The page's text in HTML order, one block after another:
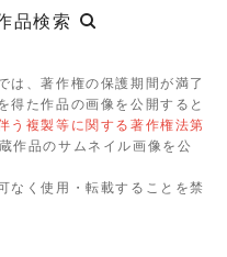
品検索
は、著作権の保護期間が満了
得た作品の画像を公開すると
う複製等に関する著作権法第
作品のサムネイル画像を公
なく使用・転載することを禁